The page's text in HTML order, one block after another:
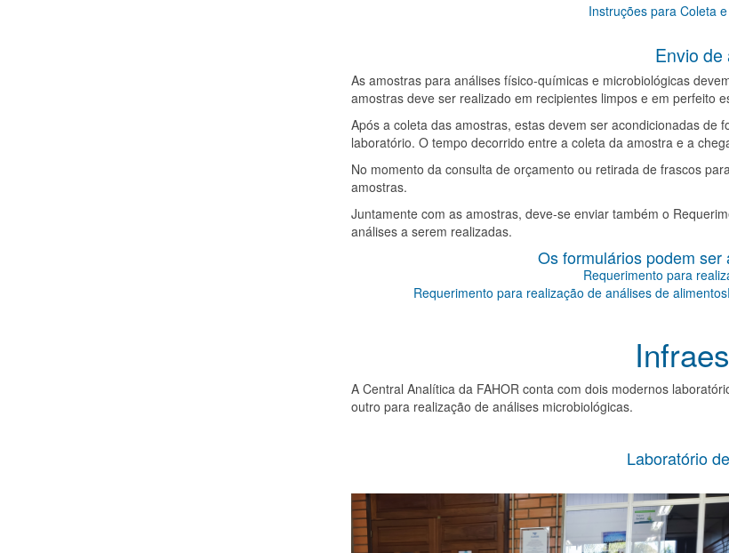
Instruções para Coleta
Envio de
As amostras para análises físico-químicas e microbiológicas
amostras deve ser realizado em recipientes limpos e em perfeito
Após a coleta das amostras, estas devem ser acondicionadas de
laboratório. O tempo decorrido entre a coleta da amostra e a
No momento da consulta de orçamento ou retirada de frascos
amostras.
Juntamente com as amostras, deve-se enviar também o
análises a serem realizadas.
Os formulários podem
Requerimento para
Requerimento para realização de análises de
A Central Analítica da FAHOR conta com dois modernos
outro para realização de análises microbiológicas.
Laboratório